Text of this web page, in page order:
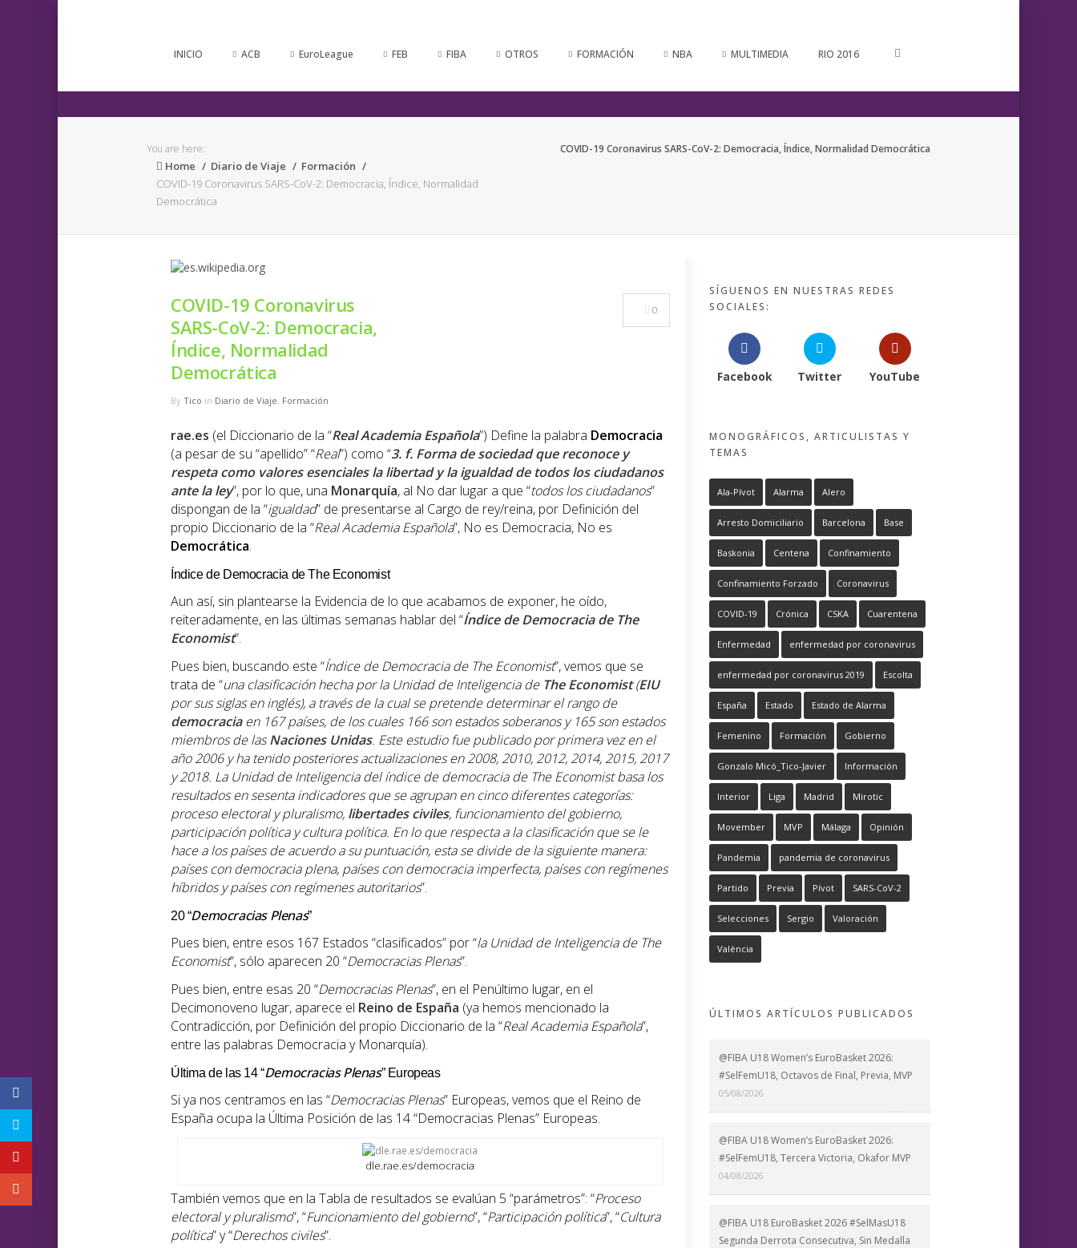
INICIO ACB EuroLeague FEB FIBA OTROS FORMACIÓN NBA MULTIMEDIA RIO 2016
You are here:
Home Diario de Viaje
Formación
COVID-19 Coronavirus SARS-CoV-2: Democracia, Índice, Normalidad
Democrática
COVID-19 Coronavirus SARS-CoV-2: Democracia, Índice, Normalidad Democrática
COVID-19 Coronavirus
SARS-CoV-2: Democracia,
Índice, Normalidad
Democrática
By Tico in Diario de Viaje, Formación
0
rae.es (el Diccionario de la “Real Academia Española”) Define la palabra Democracia
(a pesar de su “apellido” “Real”) como “3. f. Forma de sociedad que reconoce y
respeta como valores esenciales la libertad y la igualdad de todos los ciudadanos
ante la ley”, por lo que, una Monarquía, al No dar lugar a que “todos los ciudadanos”
dispongan de la “igualdad” de presentarse al Cargo de rey/reina, por Definición del
propio Diccionario de la “Real Academia Española”, No es Democracia, No es
Democrática.
Índice de Democracia de The Economist
Aun así, sin plantearse la Evidencia de lo que acabamos de exponer, he oído,
reiteradamente, en las últimas semanas hablar del “Índice de Democracia de The
Economist”.
Pues bien, buscando este “Índice de Democracia de The Economist”, vemos que se
trata de “una clasificación hecha por la Unidad de Inteligencia de The Economist(EIU
por sus siglas en inglés), a través de la cual se pretende determinar el rango de
democraciaen 167 países, de los cuales 166 son estados soberanos y 165 son estados
miembros de lasNaciones Unidas. Este estudio fue publicado por primera vez en el
año 2006 y ha tenido posteriores actualizaciones en 2008, 2010, 2012, 2014, 2015, 2017
y 2018. La Unidad de Inteligencia del índice de democracia de The Economist basa los
resultados en sesenta indicadores que se agrupan en cinco diferentes categorías:
proceso electoral y pluralismo, libertades civiles, funcionamiento del gobierno,
participación política y cultura política. En lo que respecta a la clasificación que se le
hace a los países de acuerdo a su puntuación, esta se divide de la siguiente manera:
países con democracia plena, países con democracia imperfecta, países con regímenes
híbridos y países con regímenes autoritarios”.
20 “Democracias Plenas”
Pues bien, entre esos 167 Estados “clasificados” por “la Unidad de Inteligencia de The
Economist”, sólo aparecen 20 “Democracias Plenas”.
Pues bien, entre esas 20 “Democracias Plenas”, en el Penúltimo lugar, en el
Decimonoveno lugar, aparece el Reino de España (ya hemos mencionado la
Contradicción, por Definición del propio Diccionario de la “Real Academia Española”,
entre las palabras Democracia y Monarquía).
Última de las 14 “Democracias Plenas” Europeas
Si ya nos centramos en las “Democracias Plenas” Europeas, vemos que el Reino de
España ocupa la Última Posición de las 14 “Democracias Plenas” Europeas.
dle.rae.es/democracia
También vemos que en la Tabla de resultados se evalúan 5 “parámetros”: “Proceso
electoral y pluralismo”, “Funcionamiento del gobierno”, “Participación política”, “Cultura
política” y “Derechos civiles”.
SÍGUENOS EN NUESTRAS REDES
SOCIALES:
Facebook Twitter YouTube
MONOGRÁFICOS, ARTICULISTAS Y
TEMAS
Ala-Pívot Alarma Alero
Arresto Domiciliario Barcelona Base
Baskonia Centena Confinamiento
Confinamiento Forzado Coronavirus
COVID-19 Crónica CSKA Cuarentena
Enfermedad enfermedad por coronavirus
enfermedad por coronavirus 2019 Escolta
España Estado Estado de Alarma
Femenino Formación Gobierno
Gonzalo Micó_Tico-Javier Información
Interior Liga Madrid Mirotic
Movember MVP Málaga Opinión
Pandemia pandemia de coronavirus
Partido Previa Pívot SARS-CoV-2
Selecciones Sergio Valoración
València
ÚLTIMOS ARTÍCULOS PUBLICADOS
@FIBA U18 Women’s EuroBasket 2026:
#SelFemU18, Octavos de Final, Previa, MVP
05/08/2026
@FIBA U18 Women’s EuroBasket 2026:
#SelFemU18, Tercera Victoria, Okafor MVP
04/08/2026
@FIBA U18 EuroBasket 2026 #SelMasU18
Segunda Derrota Consecutiva, Sin Medalla